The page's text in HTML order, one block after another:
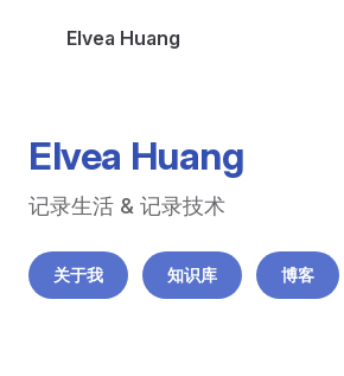
Skip to content
Elvea Huang
Elvea Huang
记录生活 & 记录技术
关于我 知识库 博客